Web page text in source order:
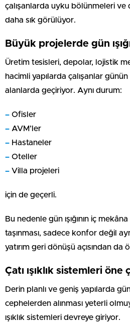
çalışanlarda uyku bölünmeleri ve
daha sık görülüyor.
Büyük projelerde gün
Üretim tesisleri, depolar, lojistik
hacimli yapılarda çalışanlar
alanlarda geçiriyor. Aynı durum:
– Ofisler
– AVM’ler
– Hastaneler
– Oteller
– Villa projeleri
için de geçerli.
Bu nedenle gün ışığının iç
taşınması, sadece konfor değil
yatırım geri dönüşü açısından da
Çatı ışıklık sistemleri öne
Derin planlı ve geniş yapılarda gün
cephelerden alınması yeterli
ışıklık sistemleri devreye giriyor.